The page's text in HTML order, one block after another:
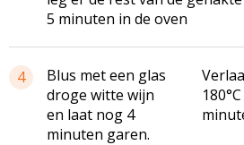
5 minuten in de oven
4
Blus met een glas
droge witte wijn
en laat nog 4
minuten garen.